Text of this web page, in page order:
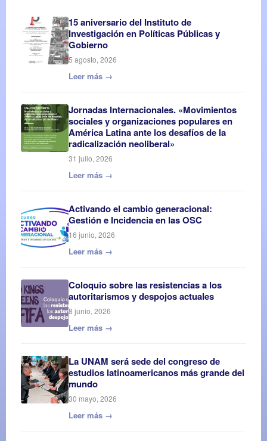
15 aniversario del Instituto de
Investigación en Políticas Públicas y
Gobierno
5 agosto, 2026
Leer más →
Jornadas Internacionales. «Movimientos
sociales y organizaciones populares en
América Latina ante los desafíos de la
radicalización neoliberal»
31 julio, 2026
Leer más →
Activando el cambio generacional:
Gestión e Incidencia en las OSC
16 junio, 2026
Leer más →
Coloquio sobre las resistencias a los
autoritarismos y despojos actuales
8 junio, 2026
Leer más →
La UNAM será sede del congreso de
estudios latinoamericanos más grande del
mundo
30 mayo, 2026
Leer más →